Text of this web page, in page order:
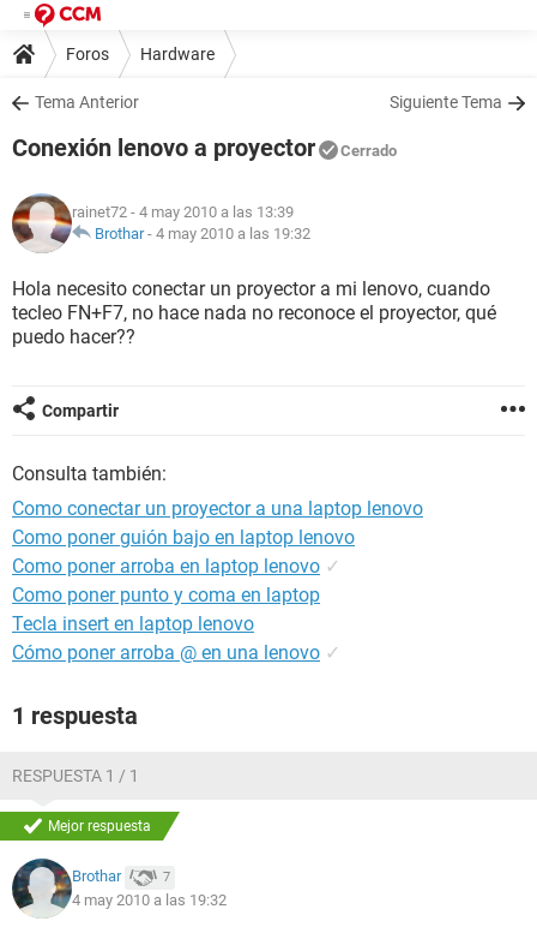
Foros Hardware
Tema Anterior Siguiente Tema
Conexión lenovo a proyector Cerrado
rainet72 - 4 may 2010 a las 13:39
Brothar- 4 may 2010 a las 19:32
Hola necesito conectar un proyector a mi lenovo, cuando
tecleo FN+F7, no hace nada no reconoce el proyector, qué
puedo hacer??
Compartir
Consulta también:
Como conectar un proyector a una laptop lenovo
Como poner guión bajo en laptop lenovo
Como poner arroba en laptop lenovo ✓
Como poner punto y coma en laptop
Tecla insert en laptop lenovo
Cómo poner arroba @ en una lenovo ✓
1 respuesta
RESPUESTA 1 / 1
Mejor respuesta
Brothar 7
4 may 2010 a las 19:32